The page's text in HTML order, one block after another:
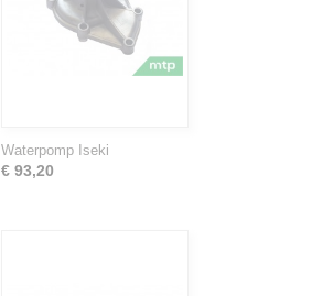
Waterpomp Iseki
€ 93,20